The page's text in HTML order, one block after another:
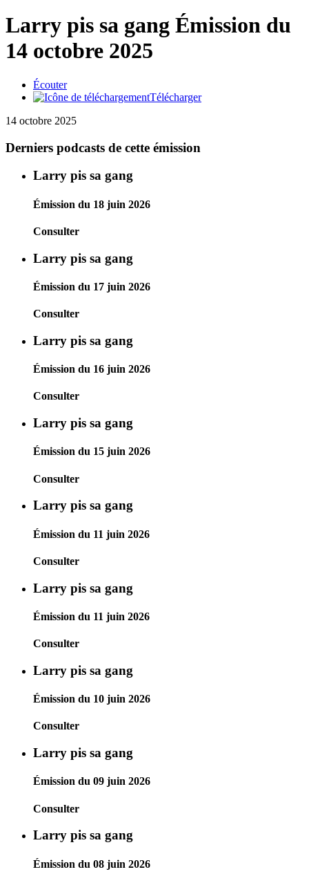
Larry pis sa gang Émission du
14 octobre 2025
Écouter
Télécharger
14 octobre 2025
Derniers podcasts de cette émission
Larry pis sa gang
Émission du 18 juin 2026
Consulter
Larry pis sa gang
Émission du 17 juin 2026
Consulter
Larry pis sa gang
Émission du 16 juin 2026
Consulter
Larry pis sa gang
Émission du 15 juin 2026
Consulter
Larry pis sa gang
Émission du 11 juin 2026
Consulter
Larry pis sa gang
Émission du 11 juin 2026
Consulter
Larry pis sa gang
Émission du 10 juin 2026
Consulter
Larry pis sa gang
Émission du 09 juin 2026
Consulter
Larry pis sa gang
Émission du 08 juin 2026